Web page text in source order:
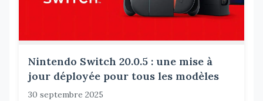
Nintendo Switch 20.0.5 : une mise à
jour déployée pour tous les modèles
30 septembre 2025